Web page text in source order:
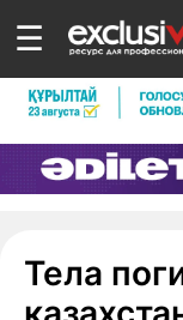
☰
Тела